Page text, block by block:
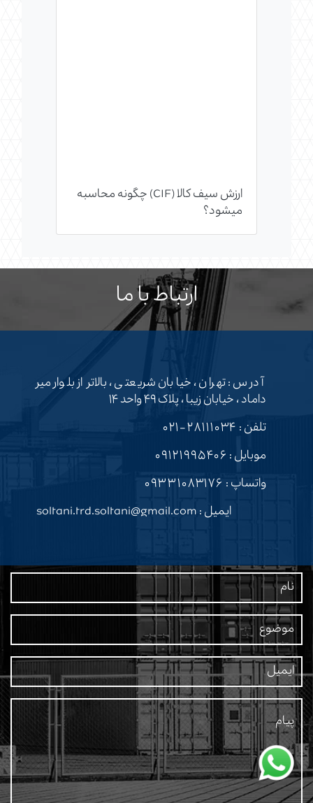
ارزش سیف کالا (CIF) چگونه محاسبه
می­شود؟
ارتباط با ما
آدرس : تهران ، خیابان شریعتی ، بالاتر از بلوار میر
داماد ، خیابان زیبا ، پلاک ۴۹ واحد ۱۴
تلفن : ۲۸۱۱۱۰۳۴-۰۲۱
موبایل : ۰۹۱۲۱۹۹۵۴۰۶
واتساپ : ۰۹۳۳۱۰۸۳۱۷۶
ایمیل : soltani.trd.soltani@gmail.com